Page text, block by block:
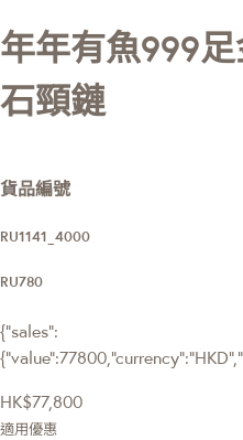
年年有魚999
石頸鏈
貨品編號
RU1141_4000
RU780
{"sales":
HK$77,800
適用優惠